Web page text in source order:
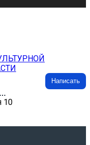
об
Написать
10